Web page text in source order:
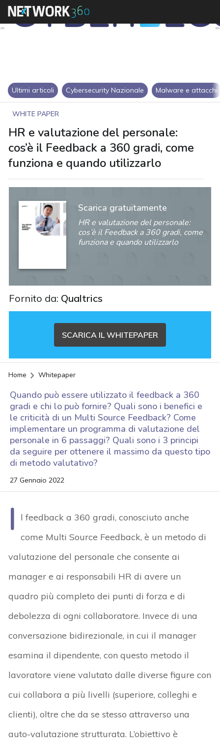
Ultimi articoli Cybersecurity Nazionale Malware e attacchi
WHITE PAPER
HR e valutazione del personale:
cos’è il Feedback a 360 gradi, come
funziona e quando utilizzarlo
Scarica gratuitamente
HR e valutazione del personale:
cos’è il Feedback a 360 gradi, come
funziona e quando utilizzarlo
Fornito da: Qualtrics
SCARICA IL WHITEPAPER
Home Whitepaper
Quando può essere utilizzato il feedback a 360
gradi e chi lo può fornire? Quali sono i benefici e
le criticità di un Multi Source Feedback? Come
implementare un programma di valutazione del
personale in 6 passaggi? Quali sono i 3 principi
da seguire per ottenere il massimo da questo tipo
di metodo valutativo?
27 Gennaio 2022
I
l feedback a 360 gradi, conosciuto anche
come Multi Source Feedback, è un metodo di
valutazione del personale che consente ai
manager e ai responsabili HR di avere un
quadro più completo dei punti di forza e di
debolezza di ogni collaboratore. Invece di una
conversazione bidirezionale, in cui il manager
esamina il dipendente, con questo metodo il
lavoratore viene valutato dalle diverse figure con
cui collabora a più livelli (superiore, colleghi e
clienti), oltre che da se stesso attraverso una
auto-valutazione strutturata. L’obiettivo è